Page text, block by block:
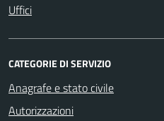
Uffici
CATEGORIE DI SERVIZIO
Anagrafe e stato civile
Autorizzazioni